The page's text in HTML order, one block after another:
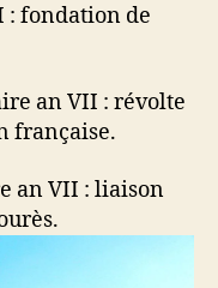
: fondation de
an VII : révolte
française.
an VII : liaison